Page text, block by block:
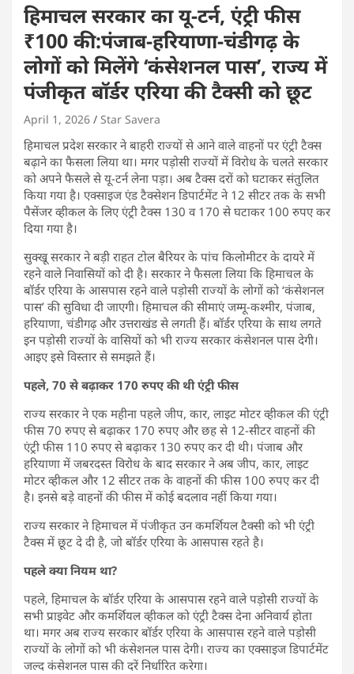
हिमाचल सरकार का यू-टर्न, एंट्री फीस
₹100 की:पंजाब-हरियाणा-चंडीगढ़ के
लोगों को मिलेंगे ‘कंसेशनल पास’, राज्य में
पंजीकृत बॉर्डर एरिया की टैक्सी को छूट
April 1, 2026 Star Savera
हिमाचल प्रदेश सरकार ने बाहरी राज्यों से आने वाले वाहनों पर एंट्री टैक्स
बढ़ाने का फैसला लिया था। मगर पड़ोसी राज्यों में विरोध के चलते सरकार
को अपने फैसले से यू-टर्न लेना पड़ा। अब टैक्स दरों को घटाकर संतुलित
किया गया है। एक्साइज एंड टैक्सेशन डिपार्टमेंट ने 12 सीटर तक के सभी
पैसेंजर व्हीकल के लिए एंट्री टैक्स 130 व 170 से घटाकर 100 रुपए कर
दिया गया है।
सुक्खू सरकार ने बड़ी राहत टोल बैरियर के पांच किलोमीटर के दायरे में
रहने वाले निवासियों को दी है। सरकार ने फैसला लिया कि हिमाचल के
बॉर्डर एरिया के आसपास रहने वाले पड़ोसी राज्यों के लोगों को ‘कंसेशनल
पास’ की सुविधा दी जाएगी। हिमाचल की सीमाएं जम्मू-कश्मीर, पंजाब,
हरियाणा, चंडीगढ़ और उत्तराखंड से लगती हैं। बॉर्डर एरिया के साथ लगते
इन पड़ोसी राज्यों के वासियों को भी राज्य सरकार कंसेशनल पास देगी।
आइए इसे विस्तार से समझते हैं।
पहले, 70 से बढ़ाकर 170 रुपए की थी एंट्री फीस
राज्य सरकार ने एक महीना पहले जीप, कार, लाइट मोटर व्हीकल की एंट्री
फीस 70 रुपए से बढ़ाकर 170 रुपए और छह से 12-सीटर वाहनों की
एंट्री फीस 110 रुपए से बढ़ाकर 130 रुपए कर दी थी। पंजाब और
हरियाणा में जबरदस्त विरोध के बाद सरकार ने अब जीप, कार, लाइट
मोटर व्हीकल और 12 सीटर तक के वाहनों की फीस 100 रुपए कर दी
है। इनसे बड़े वाहनों की फीस में कोई बदलाव नहीं किया गया।
राज्य सरकार ने हिमाचल में पंजीकृत उन कमर्शियल टैक्सी को भी एंट्री
टैक्स में छूट दे दी है, जो बॉर्डर एरिया के आसपास रहते है।
पहले क्या नियम था?
पहले, हिमाचल के बॉर्डर एरिया के आसपास रहने वाले पड़ोसी राज्यों के
सभी प्राइवेट और कमर्शियल व्हीकल को एंट्री टैक्स देना अनिवार्य होता
था। मगर अब राज्य सरकार बॉर्डर एरिया के आसपास रहने वाले पड़ोसी
राज्यों के लोगों को भी कंसेशनल पास देगी। राज्य का एक्साइज डिपार्टमेंट
जल्द कंसेशनल पास की दरें निर्धारित करेगा।